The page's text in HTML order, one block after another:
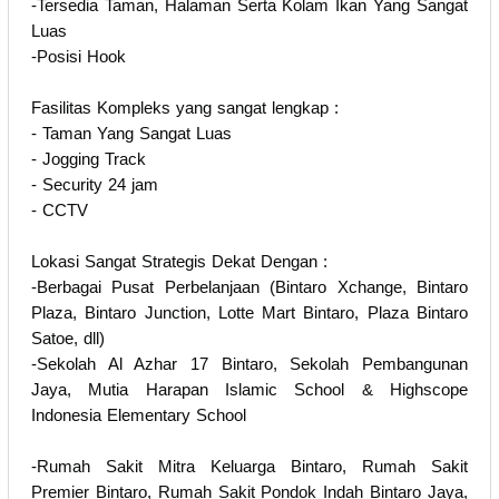
-Tersedia Taman, Halaman Serta Kolam Ikan Yang Sangat
Luas
-Posisi Hook
Fasilitas Kompleks yang sangat lengkap :
- Taman Yang Sangat Luas
- Jogging Track
- Security 24 jam
- CCTV
Lokasi Sangat Strategis Dekat Dengan :
-Berbagai Pusat Perbelanjaan (Bintaro Xchange, Bintaro
Plaza, Bintaro Junction, Lotte Mart Bintaro, Plaza Bintaro
Satoe, dll)
-Sekolah Al Azhar 17 Bintaro, Sekolah Pembangunan
Jaya, Mutia Harapan Islamic School & Highscope
Indonesia Elementary School
-Rumah Sakit Mitra Keluarga Bintaro, Rumah Sakit
Premier Bintaro, Rumah Sakit Pondok Indah Bintaro Jaya,